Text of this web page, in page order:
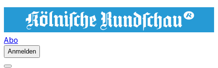
Abo
Anmelden